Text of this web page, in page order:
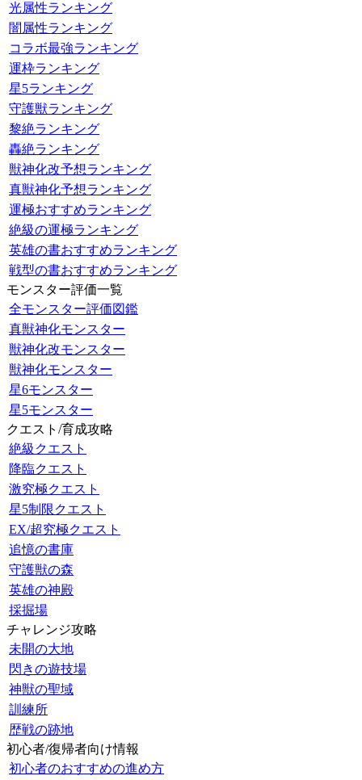
光属性ランキング
闇属性ランキング
コラボ最強ランキング
運枠ランキング
星5ランキング
守護獣ランキング
黎絶ランキング
轟絶ランキング
獣神化改予想ランキング
真獣神化予想ランキング
運極おすすめランキング
絶級の運極ランキング
英雄の書おすすめランキング
戦型の書おすすめランキング
モンスター評価一覧
全モンスター評価図鑑
真獣神化モンスター
獣神化改モンスター
獣神化モンスター
星6モンスター
星5モンスター
クエスト/育成攻略
絶級クエスト
降臨クエスト
激究極クエスト
星5制限クエスト
EX/超究極クエスト
追憶の書庫
守護獣の森
英雄の神殿
採掘場
チャレンジ攻略
未開の大地
閃きの遊技場
神獣の聖域
訓練所
歴戦の跡地
初心者/復帰者向け情報
初心者のおすすめの進め方